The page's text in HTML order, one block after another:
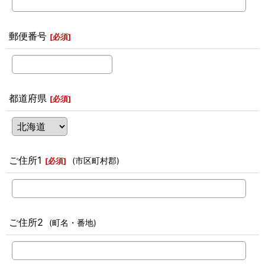
郵便番号 [必須]
都道府県 [必須]
ご住所1 [必須] (市区町村郡)
ご住所2 (町名・番地)